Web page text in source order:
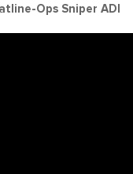
Ops Sniper ADI